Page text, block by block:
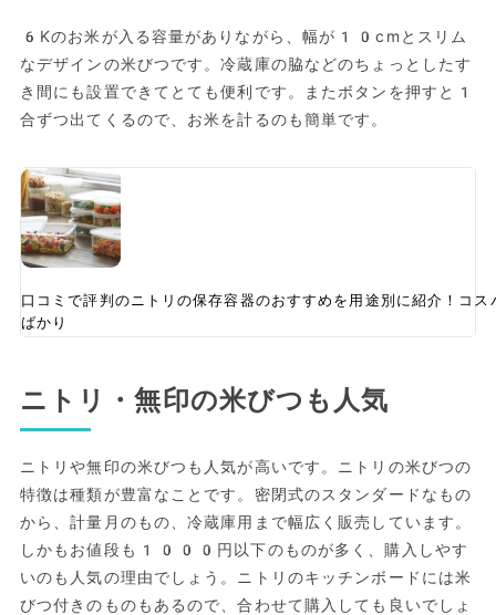
6Kのお米が入る容量がありながら、幅が10cmとスリム
なデザインの米びつです。冷蔵庫の脇などのちょっとしたす
き間にも設置できてとても便利です。またボタンを押すと1
合ずつ出てくるので、お米を計るのも簡単です。
口コミで評判のニトリの保存容器のおすすめを用途別に紹介！コス
ばかり
ニトリ・無印の米びつも人気
ニトリや無印の米びつも人気が高いです。ニトリの米びつの
特徴は種類が豊富なことです。密閉式のスタンダードなもの
から、計量月のもの、冷蔵庫用まで幅広く販売しています。
しかもお値段も1000円以下のものが多く、購入しやす
いのも人気の理由でしょう。ニトリのキッチンボードには米
びつ付きのものもあるので、合わせて購入しても良いでしょ